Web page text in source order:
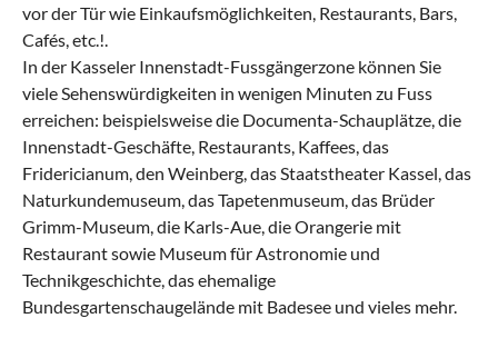
vor der Tür wie Einkaufsmöglichkeiten, Restaurants, Bars,
Cafés, etc.!.
In der Kasseler Innenstadt-Fussgängerzone können Sie
viele Sehenswürdigkeiten in wenigen Minuten zu Fuss
erreichen: beispielsweise die Documenta-Schauplätze, die
Innenstadt-Geschäfte, Restaurants, Kaffees, das
Fridericianum, den Weinberg, das Staatstheater Kassel, das
Naturkundemuseum, das Tapetenmuseum, das Brüder
Grimm-Museum, die Karls-Aue, die Orangerie mit
Restaurant sowie Museum für Astronomie und
Technikgeschichte, das ehemalige
Bundesgartenschaugelände mit Badesee und vieles mehr.